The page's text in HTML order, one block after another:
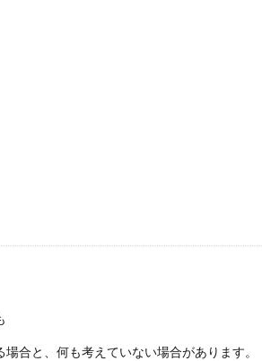
る？小指につける意味について
合と、何も考えていない場合があります。